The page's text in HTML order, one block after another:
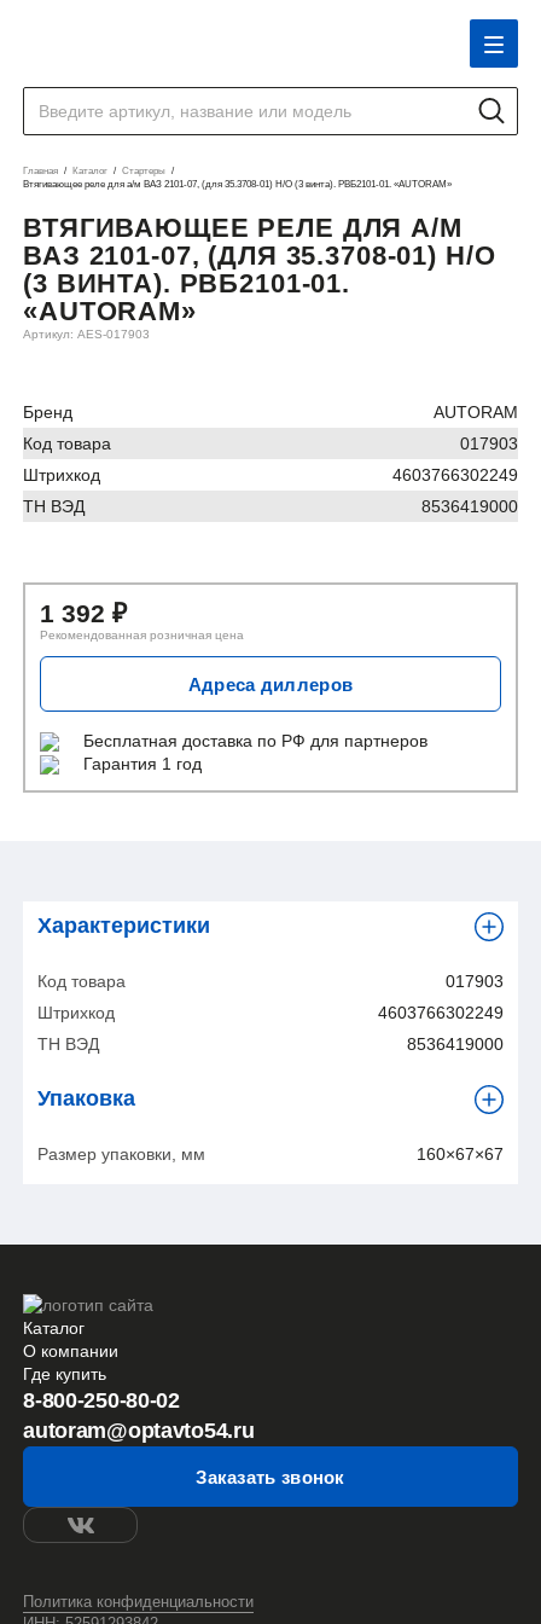
Главная Каталог
Стартеры
Втягивающее реле для а/м ВАЗ 2101-07, (для 35.3708-01) Н/О (3 винта). РВБ2101-01. «AUTORAM»
ВТЯГИВАЮЩЕЕ РЕЛЕ ДЛЯ А/М
ВАЗ 2101-07, (ДЛЯ 35.3708-01) Н/О
(3 ВИНТА). РВБ2101-01.
«AUTORAM»
Артикул: AES-017903
Бренд
AUTORAM
Код товара
017903
Штрихкод
4603766302249
ТН ВЭД
8536419000
1 392₽
Рекомендованная розничная цена
Адреса диллеров
Бесплатная доставка по РФ для партнеров
Гарантия 1 год
Характеристики
Код товара
017903
Штрихкод
4603766302249
ТН ВЭД
8536419000
Упаковка
Размер упаковки, мм 160×67×67
Каталог
О компании
Где купить
8-800-250-80-02
autoram@optavto54.ru
Заказать звонок
Политика конфиденциальности